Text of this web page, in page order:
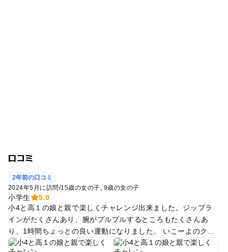
口コミ
2年前の口コミ
2024年5月に訪問/15歳の女の子 9歳の女の子
小学生
5.0
小4と高１の娘と親で楽しくチャレンジ出来ました。ジップラ
インがたくさんあり、腕がプルプルするところもたくさんあ
り、1時間ちょっとの良い運動になりました。 いこーよのクー
ポンがあることを忘れていて、軍手を買ってしまったことを悔